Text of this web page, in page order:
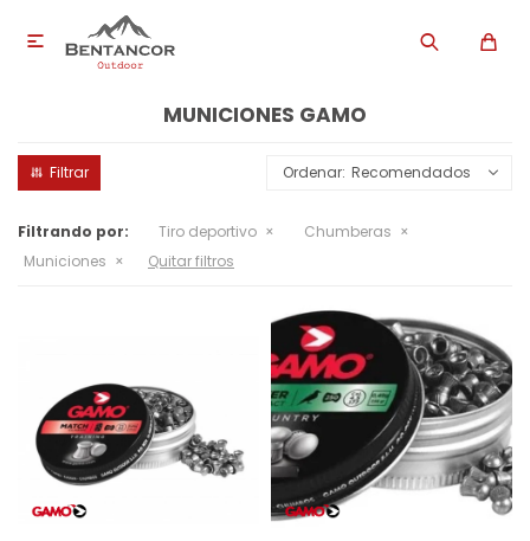

MUNICIONES GAMO
Recomendados
Filtrando por: Tiro deportivo
Chumberas
Municiones
Quitar filtros